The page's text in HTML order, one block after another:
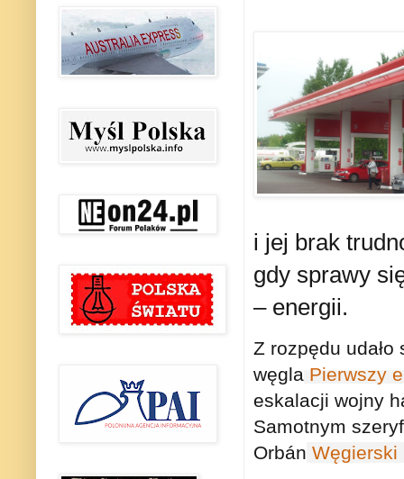
i jej brak
gdy sprawy
– energii.
Z rozpędu
węgla Pierwszy
eskalacji wojny
Samotnym
Orbán Węgierski